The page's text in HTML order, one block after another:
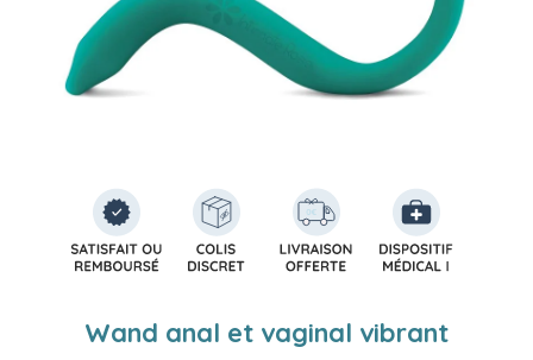
Wand anal et vaginal vibrant